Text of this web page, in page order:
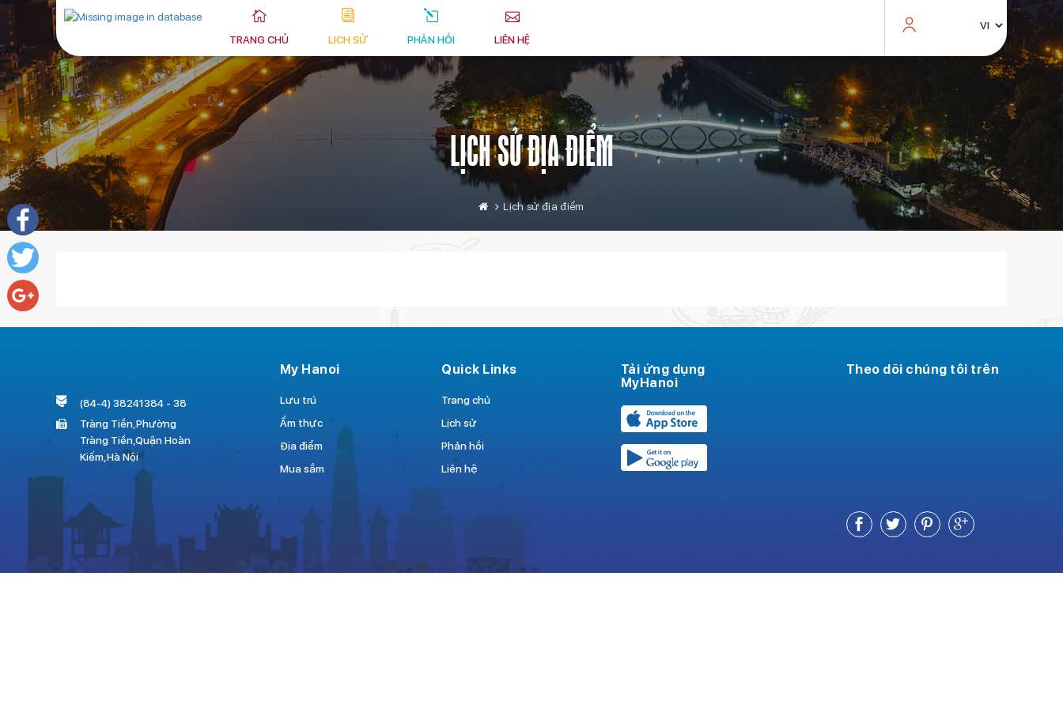
Facebook
Twitter
TRANG CHỦ LỊCH SỬ PHẢN HỒI LIÊN HỆ
LỊCH SỬ ĐỊA ĐIỂM
Lịch sử địa điểm
(84-4) 38241384 - 38
Tràng Tiền,Phường
Tràng Tiền,Quận Hoàn
Kiếm,Hà Nội
My Hanoi
Lưu trú
Ẩm thực
Địa điểm
Mua sắm
Quick Links
Trang chủ
Lịch sử
Phản hồi
Liên hệ
Tải ứng dụng
MyHanoi
Theo dõi chúng tôi trên